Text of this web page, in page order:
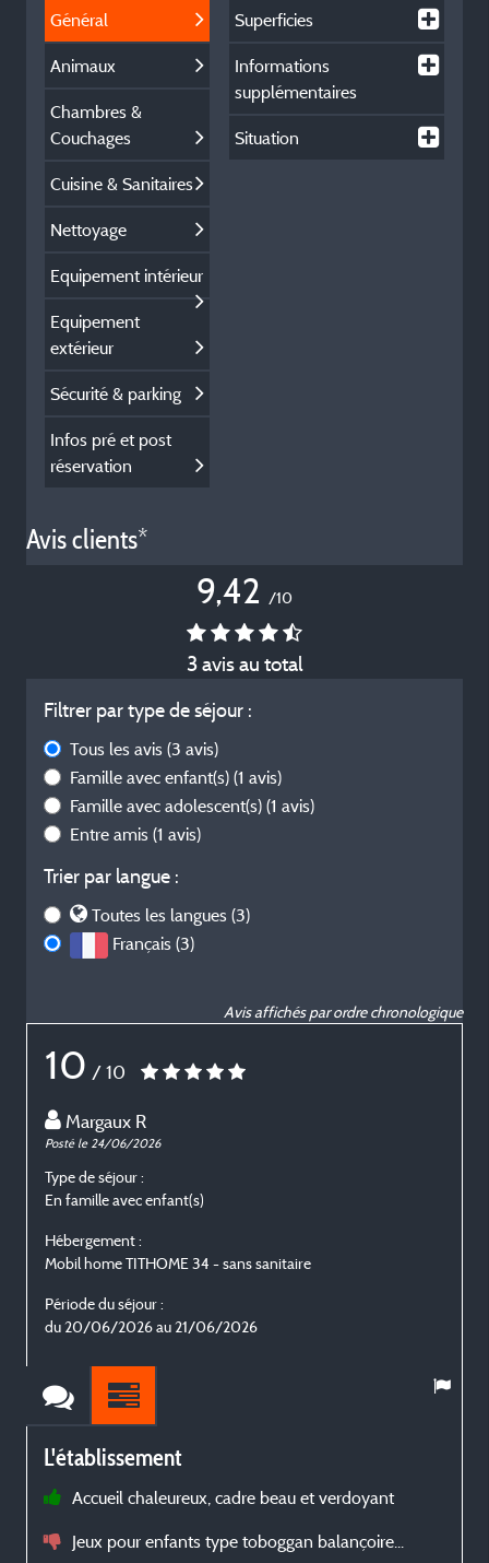
Général
Animaux
Chambres &
Couchages
Cuisine & Sanitaires
Nettoyage
Equipement intérieur
Equipement
extérieur
Sécurité & parking
Infos pré et post
réservation
Superficies
Informations
supplémentaires
Situation
Avis clients*
9,42 /10
3 avis au total
Filtrer par type de séjour :
Tous les avis (3 avis)
Famille avec enfant(s) (1 avis)
Famille avec adolescent(s) (1 avis)
Entre amis (1 avis)
Trier par langue :
Toutes les langues (3)
Français (3)
Avis affichés par ordre chronologique
10 / 10
Margaux R
Posté le 24/06/2026
Type de séjour :
En famille avec enfant(s)
Hébergement :
Mobil home TITHOME 34 - sans sanitaire
Période du séjour :
du 20/06/2026 au 21/06/2026
L'établissement
Accueil chaleureux, cadre beau et verdoyant
Jeux pour enfants type toboggan balançoire...